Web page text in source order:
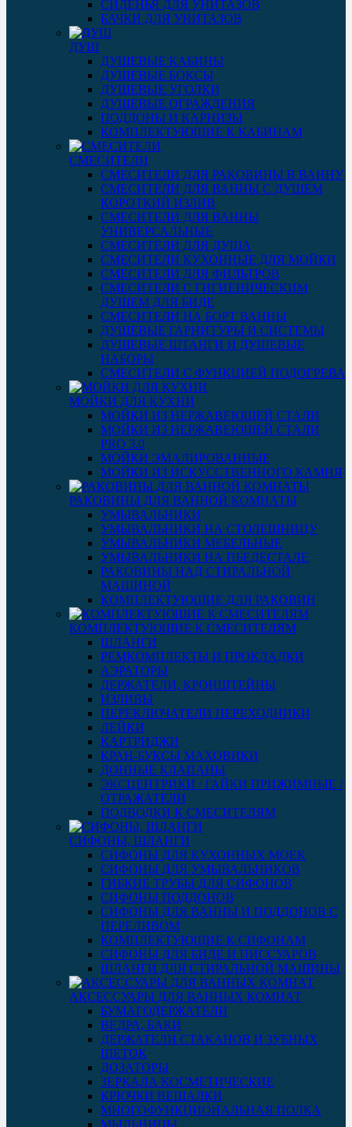
СИДЕНЬЯ ДЛЯ УНИТАЗОВ
БАЧКИ ДЛЯ УНИТАЗОВ
ДУШ
ДУШЕВЫЕ КАБИНЫ
ДУШЕВЫЕ БОКСЫ
ДУШЕВЫЕ УГОЛКИ
ДУШЕВЫЕ ОГРАЖДЕНИЯ
ПОДДОНЫ И КАРНИЗЫ
КОМПЛЕКТУЮЩИЕ К КАБИНАМ
СМЕСИТЕЛИ
СМЕСИТЕЛИ ДЛЯ РАКОВИНЫ В ВАННУ
СМЕСИТЕЛИ ДЛЯ ВАННЫ С ДУШЕМ
КОРОТКИЙ ИЗЛИВ
СМЕСИТЕЛИ ДЛЯ ВАННЫ
УНИВЕРСАЛЬНЫЕ
СМЕСИТЕЛИ ДЛЯ ДУША
СМЕСИТЕЛИ КУХОННЫЕ ДЛЯ МОЙКИ
СМЕСИТЕЛИ ДЛЯ ФИЛЬТРОВ
СМЕСИТЕЛИ С ГИГИЕНИЧЕСКИМ
ДУШЕМ ДЛЯ БИДЕ
СМЕСИТЕЛИ НА БОРТ ВАННЫ
ДУШЕВЫЕ ГАРНИТУРЫ И СИСТЕМЫ
ДУШЕВЫЕ ШТАНГИ И ДУШЕВЫЕ
НАБОРЫ
СМЕСИТЕЛИ С ФУНКЦИЕЙ ПОДОГРЕВА
МОЙКИ ДЛЯ КУХНИ
МОЙКИ ИЗ НЕРЖАВЕЮЩЕЙ СТАЛИ
МОЙКИ ИЗ НЕРЖАВЕЮЩЕЙ СТАЛИ
PRO 3.0
МОЙКИ ЭМАЛИРОВАННЫЕ
МОЙКИ ИЗ ИСКУССТВЕННОГО КАМНЯ
РАКОВИНЫ ДЛЯ ВАННОЙ КОМНАТЫ
УМЫВАЛЬНИКИ
УМЫВАЛЬНИКИ НА СТОЛЕШНИЦУ
УМЫВАЛЬНИКИ МЕБЕЛЬНЫЕ
УМЫВАЛЬНИКИ НА ПЬЕДЕСТАЛЕ
РАКОВИНЫ НАД СТИРАЛЬНОЙ
МАШИНОЙ
КОМПЛЕКТУЮЩИЕ ДЛЯ РАКОВИН
КОМПЛЕКТУЮЩИЕ К СМЕСИТЕЛЯМ
ШЛАНГИ
РЕМКОМПЛЕКТЫ И ПРОКЛАДКИ
АЭРАТОРЫ
ДЕРЖАТЕЛИ, КРОНШТЕЙНЫ
ИЗЛИВЫ
ПЕРЕКЛЮЧАТЕЛИ ПЕРЕХОДНИКИ
ЛЕЙКИ
КАРТРИДЖИ
КРАН-БУКСЫ МАХОВИКИ
ДОННЫЕ КЛАПАНЫ
ЭКСЦЕНТРИКИ / ГАЙКИ ПРИЖИМНЫЕ /
ОТРАЖАТЕЛИ
ПОДВОДКИ К СМЕСИТЕЛЯМ
СИФОНЫ, ШЛАНГИ
СИФОНЫ ДЛЯ КУХОННЫХ МОЕК
СИФОНЫ ДЛЯ УМЫВАЛЬНИКОВ
ГИБКИЕ ТРУБЫ ДЛЯ СИФОНОВ
СИФОНЫ ПОДДОНОВ
СИФОНЫ ДЛЯ ВАННЫ И ПОДДОНОВ С
ПЕРЕЛИВОМ
КОМПЛЕКТУЮЩИЕ К СИФОНАМ
СИФОНЫ ДЛЯ БИДЕ И ПИССУАРОВ
ШЛАНГИ ДЛЯ СТИРАЛЬНОЙ МАШИНЫ
АКСЕССУАРЫ ДЛЯ ВАННЫХ КОМНАТ
БУМАГОДЕРЖАТЕЛИ
ВЕДРА, БАКИ
ДЕРЖАТЕЛИ СТАКАНОВ И ЗУБНЫХ
ЩЕТОК
ДОЗАТОРЫ
ЗЕРКАЛА КОСМЕТИЧЕСКИЕ
КРЮЧКИ ВЕШАЛКИ
МНОГОФУНКЦИОНАЛЬНАЯ ПОЛКА
МЫЛЬНИЦЫ